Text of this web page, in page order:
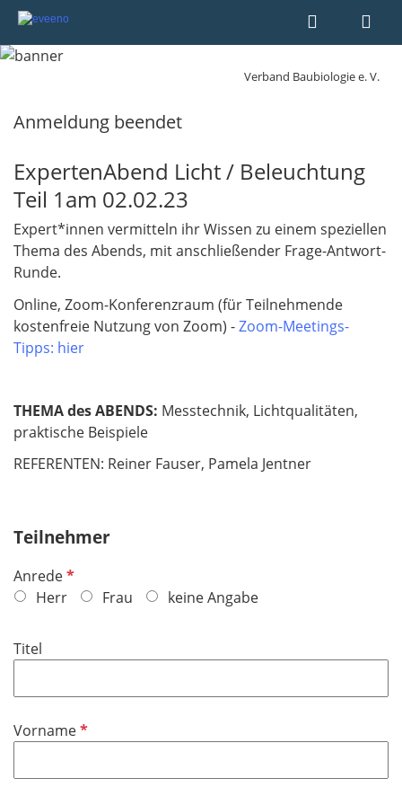
Verband Baubiologie e. V.
Anmeldung beendet
ExpertenAbend Licht / Beleuchtung
Teil 1am 02.02.23
Expert*innen vermitteln ihr Wissen zu einem speziellen
Thema des Abends, mit anschließender Frage-Antwort-
Runde.
Online, Zoom-Konferenzraum (für Teilnehmende
kostenfreie Nutzung von Zoom) -Zoom-Meetings-
Tipps: hier
THEMA des ABENDS: Messtechnik, Lichtqualitäten,
praktische Beispiele
REFERENTEN: Reiner Fauser, Pamela Jentner
Teilnehmer
AnredeP
f
c
f
e
Herr Frau keine Angabe
Titel
VornameP
l